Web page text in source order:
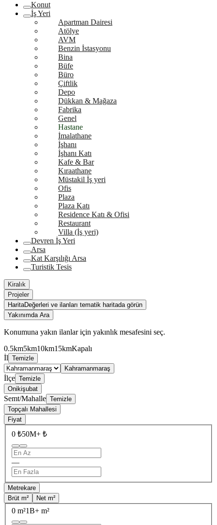
Konut
İş Yeri
Apartman Dairesi
Atölye
AVM
Benzin İstasyonu
Bina
Büfe
Büro
Çiftlik
Depo
Dükkan & Mağaza
Fabrika
Genel
Hastane
İmalathane
İşhanı
İşhanı Katı
Kafe & Bar
Kıraathane
Müstakil İş yeri
Ofis
Plaza
Plaza Katı
Residence Katı & Ofisi
Restaurant
Villa (İş yeri)
Devren İş Yeri
Arsa
Kat Karşılığı Arsa
Turistik Tesis
Kiralık
Projeler
HaritaDeğerleri ve ilanları tematik haritada görün
Yakınımda Ara
Konumuna yakın ilanlar için yakınlık mesafesini seç.
0.5km5km10km15kmKapalı
İl Temizle
Kahramanmaraş
İlçe Temizle
Onikişubat
Semt/Mahalle Temizle
Topçalı Mahallesi
Fiyat
0 ₺50M+ ₺
—
Metrekare
Brüt m²
Net m²
0 m²1B+ m²